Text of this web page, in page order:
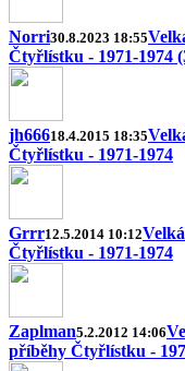
Norri30.8.2023 18:55
Čtyřlístku - 1971-1974
jh66618.4.2015 18:35
Čtyřlístku - 1971-1974
Grrr12.5.2014 10:12
Čtyřlístku - 1971-1974
Zaplman5.2.2012 14:06
příběhy Čtyřlístku -